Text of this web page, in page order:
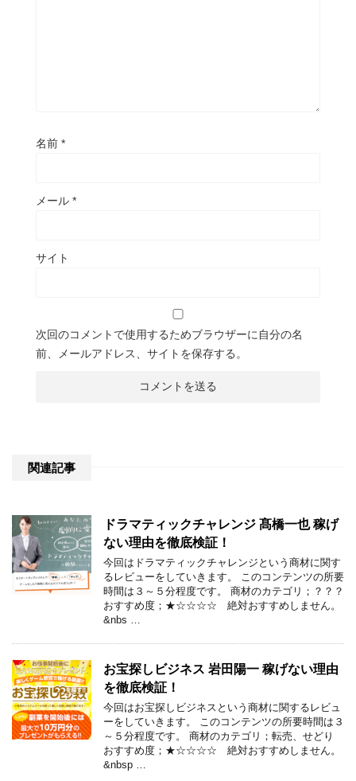
名前 *
メール *
サイト
次回のコメントで使用するためブラウザーに自分の名
前、メールアドレス、サイトを保存する。
関連記事
ドラマティックチャレンジ 髙橋一也 稼げ
ない理由を徹底検証！
今回はドラマティックチャレンジという商材に関す
るレビューをしていきます。 このコンテンツの所要
時間は３～５分程度です。 商材のカテゴリ；？？？
おすすめ度；★☆☆☆☆ 絶対おすすめしません。
&nbs …
お宝探しビジネス 岩田陽一 稼げない理由
を徹底検証！
今回はお宝探しビジネスという商材に関するレビュ
ーをしていきます。 このコンテンツの所要時間は３
～５分程度です。 商材のカテゴリ；転売、せどり
おすすめ度；★☆☆☆☆ 絶対おすすめしません。
&nbsp …